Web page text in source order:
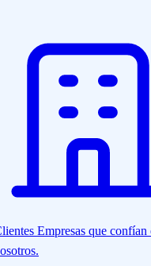
Empresas que confían